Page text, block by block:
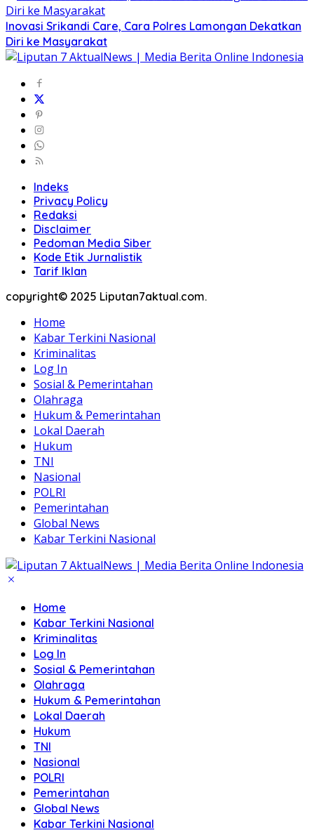
Inovasi Srikandi Care, Cara Polres Lamongan Dekatkan
Diri ke Masyarakat
Indeks
Privacy Policy
Redaksi
Disclaimer
Pedoman Media Siber
Kode Etik Jurnalistik
Tarif Iklan
copyright© 2025 Liputan7aktual.com.
Home
Kabar Terkini Nasional
Kriminalitas
Log In
Sosial & Pemerintahan
Olahraga
Hukum & Pemerintahan
Lokal Daerah
Hukum
TNI
Nasional
POLRI
Pemerintahan
Global News
Kabar Terkini Nasional
Home
Kabar Terkini Nasional
Kriminalitas
Log In
Sosial & Pemerintahan
Olahraga
Hukum & Pemerintahan
Lokal Daerah
Hukum
TNI
Nasional
POLRI
Pemerintahan
Global News
Kabar Terkini Nasional